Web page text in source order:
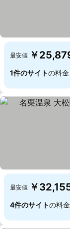
最安値 ￥
1件のサイトの料
最安値 ￥
4件のサイトの料